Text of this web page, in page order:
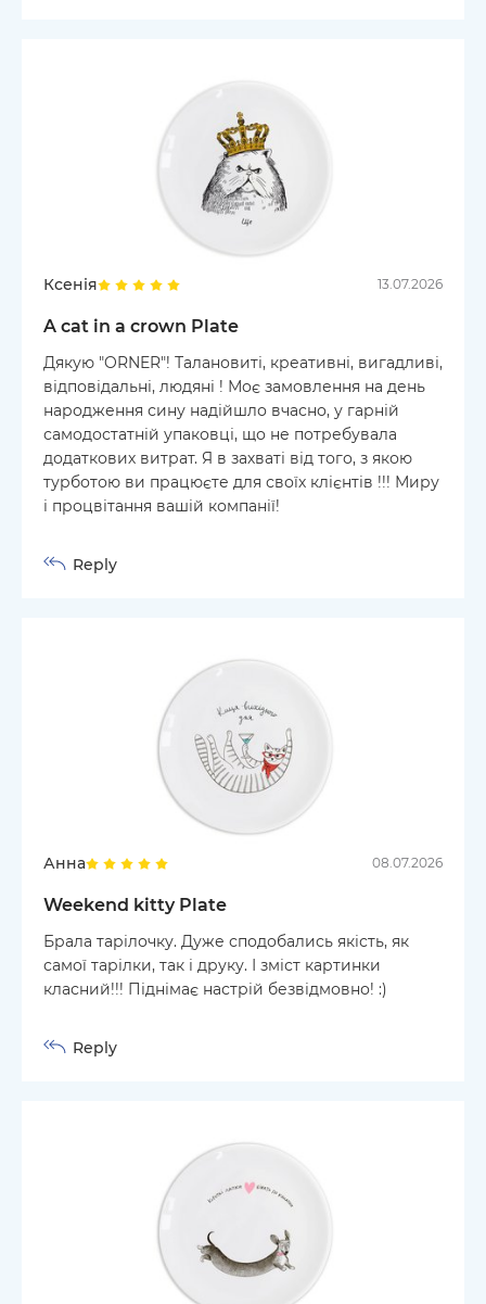
Ксенія 13.07.2026
A cat in a crown Plate
Дякую "ORNER"! Талановиті, креативні, вигадливі,
відповідальні, людяні ! Моє замовлення на день
народження сину надійшло вчасно, у гарній
самодостатній упаковці, що не потребувала
додаткових витрат. Я в захваті від того, з якою
турботою ви працюєте для своїх клієнтів !!! Миру
і процвітання вашій компанії!
Reply
Анна 08.07.2026
Weekend kitty Plate
Брала тарілочку. Дуже сподобались якість, як
самої тарілки, так і друку. І зміст картинки
класний!!! Піднімає настрій безвідмовно! :)
Reply